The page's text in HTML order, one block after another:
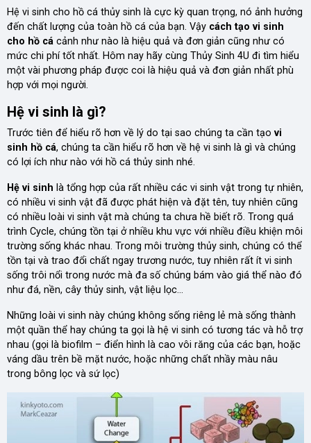
Hệ vi sinh cho hồ cá thủy sinh là cực kỳ quan trọng, nó ảnh hưởng
đến chất lượng của toàn hồ cá của bạn. Vậy cách tạo vi sinh
cho hồ cá cảnh như nào là hiệu quả và đơn giản cũng như có
mức chi phí tốt nhất. Hôm nay hãy cùng Thủy Sinh 4U đi tìm hiểu
một vài phương pháp được coi là hiệu quả và đơn giản nhất phù
hợp với mọi người.
Hệ vi sinh là gì?
Trước tiên để hiểu rõ hơn về lý do tại sao chúng ta cần tạo vi
sinh hồ cá, chúng ta cần hiểu rõ hơn về hệ vi sinh là gì và chúng
có lợi ích như nào với hồ cá thủy sinh nhé.
Hệ vi sinh là tổng hợp của rất nhiều các vi sinh vật trong tự nhiên,
có nhiều vi sinh vật đã được phát hiện và đặt tên, tuy nhiên cũng
có nhiều loài vi sinh vật mà chúng ta chưa hề biết rõ. Trong quá
trình Cycle, chúng tồn tại ở nhiều khu vực với nhiều điều khiện môi
trường sống khác nhau. Trong môi trường thủy sinh, chúng có thể
tồn tại và trao đổi chất ngay trương nước, tuy nhiên rất ít vi sinh
sống trôi nổi trong nước mà đa số chúng bám vào giá thể nào đó
như đá, nền, cây thủy sinh, vật liệu lọc…
Những loài vi sinh này chúng không sống riêng lẻ mà sống thành
một quần thể hay chúng ta gọi là hệ vi sinh có tương tác và hỗ trợ
nhau (gọi là biofilm – điển hình là cao vôi răng của các bạn, hoặc
váng dầu trên bề mặt nước, hoặc những chất nhầy màu nâu
trong bông lọc và sứ lọc)